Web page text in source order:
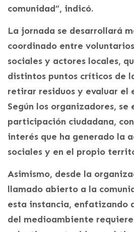
comunidad”, indicó.
La jornada se desarrollará
coordinado entre
sociales y actores locales,
distintos puntos críticos de
retirar residuos y evaluar el
Según los organizadores, se
participación ciudadana,
interés que ha generado la
sociales y en el propio
Asimismo, desde la
llamado abierto a la
esta instancia, enfatizando
del medioambiente